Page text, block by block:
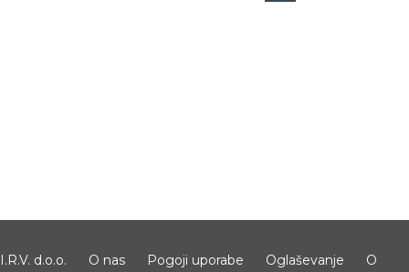
I.R.V. d.o.o. O nas Pogoji uporabe Oglaševanje O